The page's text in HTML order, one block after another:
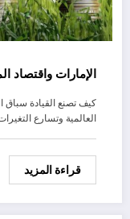
الإمارات واقتصاد
كيف تصنع القيادة سباق
العالمية وتسارع
قراءة المزيد